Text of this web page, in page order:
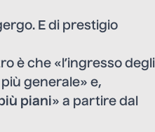
E di prestigio
è che «l’ingresso degli
generale» e,
piani» a partire dal